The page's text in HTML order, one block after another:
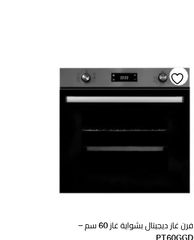
فرن غاز ديجيتال بشواية غاز 60 سم –
PT60GGD
Add
wishlist